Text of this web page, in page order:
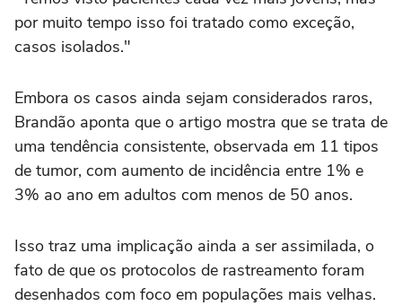
por muito tempo isso foi tratado como exceção,
casos isolados."
Embora os casos ainda sejam considerados raros,
Brandão aponta que o artigo mostra que se trata de
uma tendência consistente, observada em 11 tipos
de tumor, com aumento de incidência entre 1% e
3% ao ano em adultos com menos de 50 anos.
Isso traz uma implicação ainda a ser assimilada, o
fato de que os protocolos de rastreamento foram
desenhados com foco em populações mais velhas.